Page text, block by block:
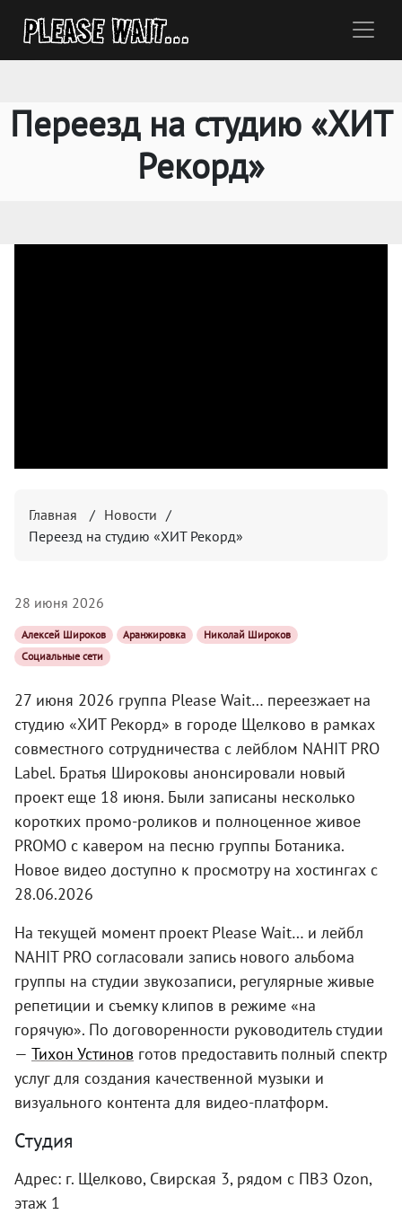
Переезд на студию «ХИТ
Рекорд»
Главная / Новости /
Переезд на студию «ХИТ Рекорд»
28 июня 2026
Алексей Широков Аранжировка
Николай Широков
Социальные сети
27 июня 2026 группа Please Wait… переезжает на
студию «ХИТ Рекорд» в городе Щелково в рамках
совместного сотрудничества с лейблом NAHIT PRO
Label. Братья Широковы анонсировали новый
проект еще 18 июня. Были записаны несколько
коротких промо-роликов и полноценное живое
PROMO с кавером на песню группы Ботаника.
Новое видео доступно к просмотру на хостингах с
28.06.2026
На текущей момент проект Please Wait… и лейбл
NAHIT PRO согласовали запись нового альбома
группы на студии звукозаписи, регулярные живые
репетиции и съемку клипов в режиме «на
горячую». По договоренности руководитель студии
— Тихон Устинов готов предоставить полный спектр
услуг для создания качественной музыки и
визуального контента для видео-платформ.
Студия
Адрес: г. Щелково, Свирская 3, рядом с ПВЗ Ozon,
этаж 1